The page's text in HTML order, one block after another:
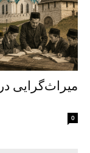
میراث‌گرایی
0